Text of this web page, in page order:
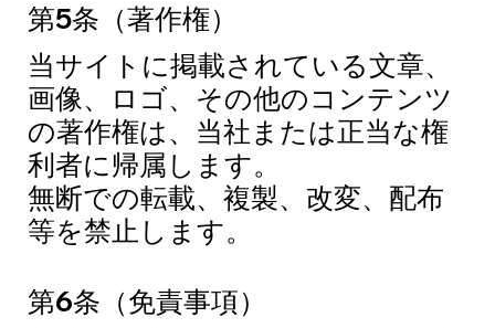
第5条（著作権）
当サイトに掲載されている文章、
画像、ロゴ、その他のコンテンツ
の著作権は、当社または正当な権
利者に帰属します。
無断での転載、複製、改変、配布
等を禁止します。
第6条（免責事項）